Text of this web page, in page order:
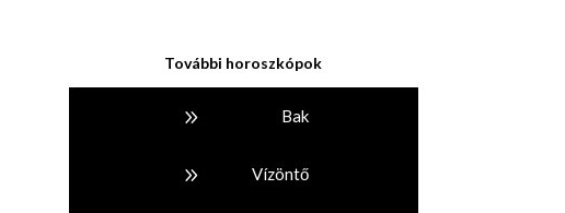
További horoszkópok
9 Bak
9 Vízöntő